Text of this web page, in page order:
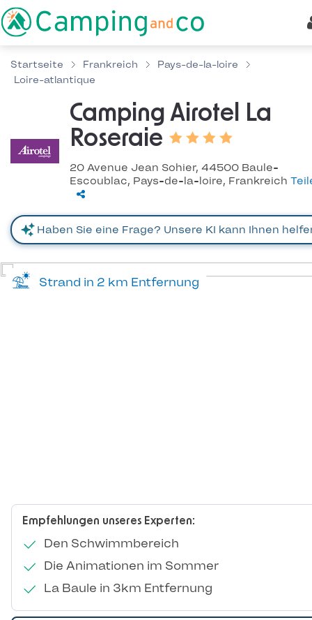
Startseite Frankreich
Pays-de-la-loire
Loire-atlantique
Camping Airotel La
Roseraie
20 Avenue Jean Sohier, 44500 Baule-
Escoublac, Pays-de-la-loire, Frankreich
Empfehlungen unseres Experten:
Den Schwimmbereich
Die Animationen im Sommer
La Baule in 3km Entfernung
Strand in 2 km Entfernung